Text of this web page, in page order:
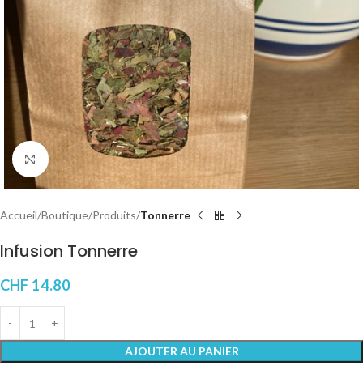
Click to enlarge
Accueil Boutique Produits Tonnerre
Infusion Tonnerre
CHF 14.80
AJOUTER AU PANIER